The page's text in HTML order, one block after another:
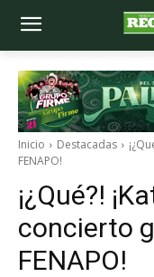
Inicio Destacadas
FENAPO!
¡¿Qué?!
concierto
FENAPO!